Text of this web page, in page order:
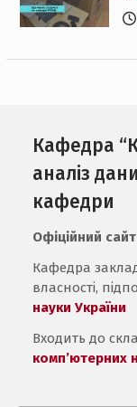
Кафедра
аналіз
кафедри
Офіційний
Кафедра
власності,
науки України
Входить до
комп’ютерних